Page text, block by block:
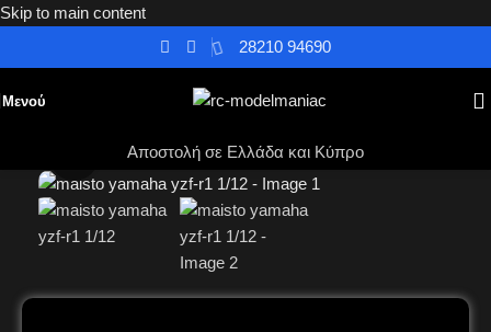
Skip to main content
28210 94690
Μενού
Αποστολή σε Ελλάδα και Κύπρο
Κλικ για μεγέθυνση